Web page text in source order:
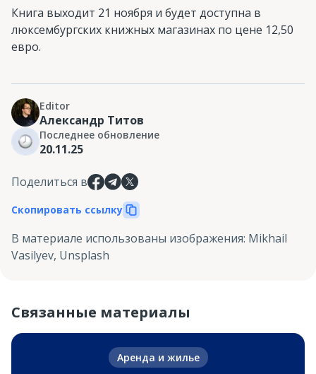
Книга выходит 21 ноября и будет доступна в
люксембургских книжных магазинах по цене 12,50
евро.
Editor
Александр Титов
Последнее обновление
20.11.25
Поделиться в
Скопировать ссылку
В материале использованы изображения: Mikhail
Vasilyev, Unsplash
Связанные материалы
Аренда и жилье